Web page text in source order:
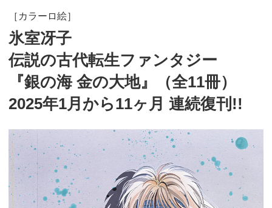
［カラーロ絵］
氷室冴子
伝説の古代転生ファンタジー
『銀の海 金の大地』（全11冊）
2025年1月から11ヶ月 連続復刊!!